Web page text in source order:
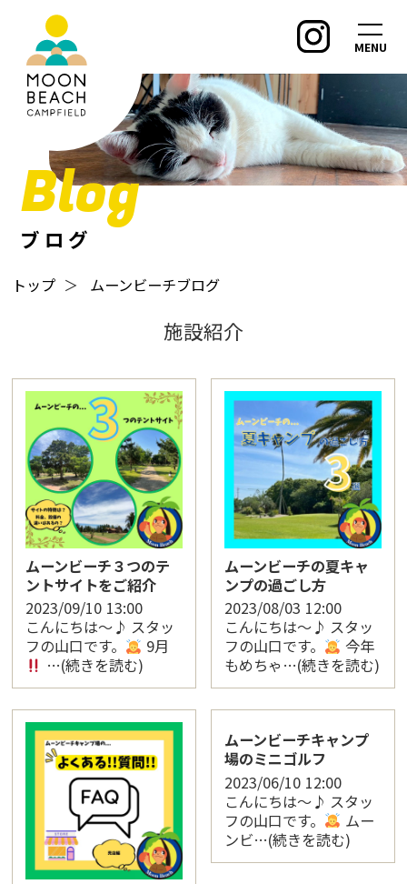
MENU
Blog
ブログ
トップ ＞ ムーンビーチブログ
施設紹介
ムーンビーチ３つのテ
ントサイトをご紹介
2023/09/10 13:00
こんにちは〜♪ スタッ
フの山口です。
9月
…(続きを読む)
ムーンビーチの夏キャ
ンプの過ごし方
2023/08/03 12:00
こんにちは〜♪ スタッ
フの山口です。
今年
もめちゃ…(続きを読む)
ムーンビーチキャンプ
場のミニゴルフ
2023/06/10 12:00
こんにちは〜♪ スタッ
フの山口です。
ムー
ンビ…(続きを読む)